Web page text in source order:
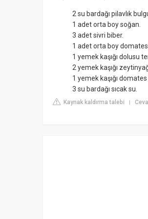
2 su bardağı pilavlık
1 adet orta boy soğan.
3 adet sivri biber.
1 adet orta boy domates.
1 yemek kaşığı dolusu
2 yemek kaşığı
1 yemek kaşığı domates
3 su bardağı sıcak su.
Kaynak kaldırma talebi |